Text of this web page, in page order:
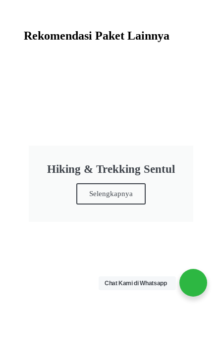
Rekomendasi Paket Lainnya
Hiking & Trekking Sentul
Selengkapnya
Chat Kami di Whatsapp